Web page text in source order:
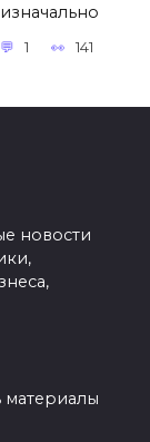
изначально
1 141
новости